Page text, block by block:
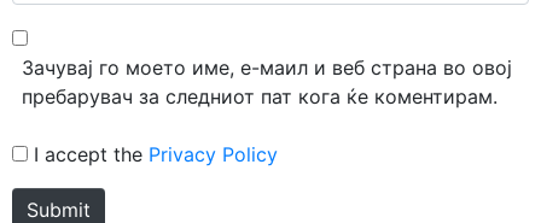
Зачувај го моето име, е-маил и веб страна во овој
пребарувач за следниот пат кога ќе коментирам.
I accept the Privacy Policy
Submit